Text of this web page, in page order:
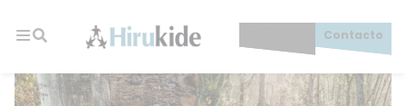
Contacto